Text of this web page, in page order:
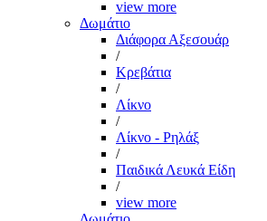
view more
Δωμάτιο
Διάφορα Αξεσουάρ
/
Κρεβάτια
/
Λίκνο
/
Λίκνο - Ρηλάξ
/
Παιδικά Λευκά Είδη
/
view more